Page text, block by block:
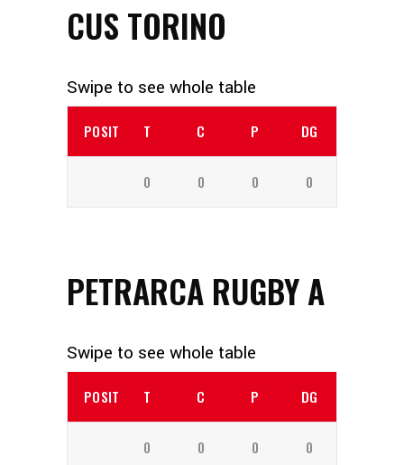
CUS TORINO
POSITION T C P DG
0 0 0 0
PETRARCA RUGBY A
POSITION T C P DG
0 0 0 0